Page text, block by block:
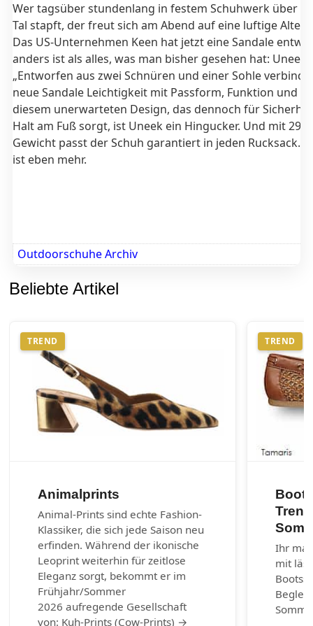
Wer tagsüber stundenlang in festem Schuhwerk über
Tal stapft, der freut sich am Abend auf eine luftige
Das US-Unternehmen Keen hat jetzt eine Sandale
anders ist als alles, was man bisher gesehen hat: Uneek.
„Entworfen aus zwei Schnüren und einer Sohle
neue Sandale Leichtigkeit mit Passform, Funktion und
diesem unerwarteten Design, das dennoch für
Halt am Fuß sorgt, ist Uneek ein Hingucker. Und mit 290
Gewicht passt der Schuh garantiert in jeden Rucksack.
ist eben mehr.
Outdoorschuhe Archiv
Beliebte Artikel
TREND
Animalprints
Animal-Prints sind echte Fashion-
Klassiker, die sich jede Saison neu
erfinden. Während der ikonische
Leoprint weiterhin für zeitlose
Eleganz sorgt, bekommt er im
Frühjahr/Sommer
2026 aufregende Gesellschaft
von: Kuh-Prints (Cow-Prints) →
TREND
Ihr
mit